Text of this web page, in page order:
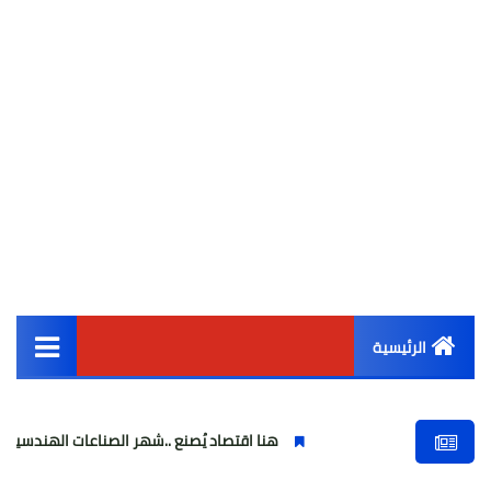
الرئيسية
أخبار مصر
هنا اقتصاد يُصنع ..شهر الصناعات الهندسية : حيث تتحول